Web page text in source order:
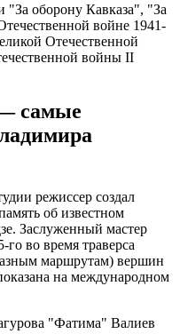
"За оборону Кавказа", "За
войне 1941-
Отечественной
войны II
самые
режиссер создал
об известном
Заслуженный мастер
во время траверса
маршрутам) вершин
на международном
"Фатима" Валиев